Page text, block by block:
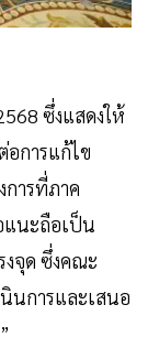
ซึ่งแสดงให้
อการแก้ไข
ารที่ภาค
แนะถือเป็น
จุด ซึ่งคณะ
นินการและเสนอ